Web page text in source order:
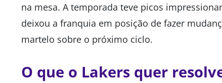
na mesa. A temporada teve picos
deixou a franquia em posição de fazer
martelo sobre o próximo ciclo.
O que o Lakers quer